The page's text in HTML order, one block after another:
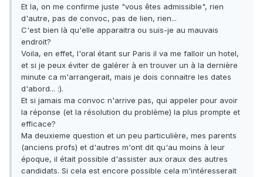
Et la, on me confirme juste "vous êtes admissible", rien
d'autre, pas de convoc, pas de lien, rien...
C'est bien là qu'elle apparaitra ou suis-je au mauvais
endroit?
Voila, en effet, l'oral étant sur Paris il va me falloir un hotel,
et si je peux éviter de galérer à en trouver un à la dernière
minute ca m'arrangerait, mais je dois connaitre les dates
d'abord... :).
Et si jamais ma convoc n'arrive pas, qui appeler pour avoir
la réponse (et la résolution du problème) la plus prompte et
efficace?
Ma deuxieme question et un peu particulière, mes parents
(anciens profs) et d'autres m'ont dit qu'au moins à leur
époque, il était possible d'assister aux oraux des autres
candidats. Si cela est encore possible cela m'intéresserait